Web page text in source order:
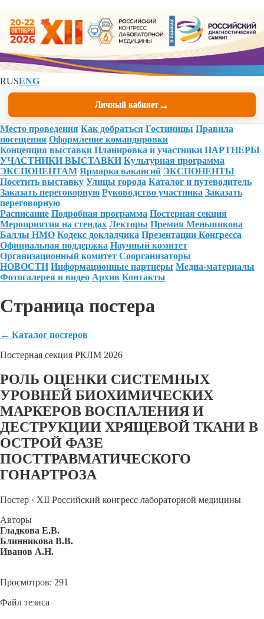
RUSENG
Личный кабинет →
Место проведения Как добраться Гостиницы Правила
посещения Оформление командировки
Концепция выставки Планировка и участники ПАРТНЕРЫ
УЧАСТНИКИ ВЫСТАВКИ Культурная программа
ЭКСПОНЕНТАМ Ярмарка вакансий ЭКСПОНЕНТЫ
Посетить выставку Улицы города Каталог и путеводитель
Заказать переговорную Руководство участника Заказать
переговорную
Расписание Подробная программа Постерная секция
Мероприятия на стендах Лекторы Премия Меньшикова
Баллы НМО Кодекс докладчика Презентации Конгресса
Официальная поддержка Научный комитет
Организационный комитет Соорганизаторы
НОВОСТИ Информационные партнеры Медиа-материалы
Фотогалерея и видео Архив Контакты
Страница постера
← Каталог постеров
Постерная секция РКЛМ 2026
РОЛЬ ОЦЕНКИ СИСТЕМНЫХ
УРОВНЕЙ БИОХИМИЧЕСКИХ
МАРКЕРОВ ВОСПАЛЕНИЯ И
ДЕСТРУКЦИИ ХРЯЩЕВОЙ ТКАНИ В
ОСТРОЙ ФАЗЕ
ПОСТТРАВМАТИЧЕСКОГО
ГОНАРТРОЗА
Постер · XII Российский конгресс лабораторной медицины
Авторы
Гладкова Е.В.
Блинникова В.В.
Иванов А.Н.
Просмотров: 291
Файл тезиса